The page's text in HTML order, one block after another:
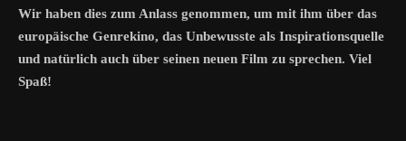
Wir haben dies zum Anlass genommen, um mit ihm über das
europäische Genrekino, das Unbewusste als Inspirationsquelle
und natürlich auch über seinen neuen Film zu sprechen. Viel
Spaß!